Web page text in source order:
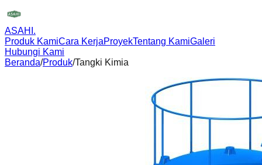
ASAHI .
Produk KamiCara KerjaProyekTentang KamiGaleri
Hubungi Kami
Beranda/Produk/Tangki Kimia